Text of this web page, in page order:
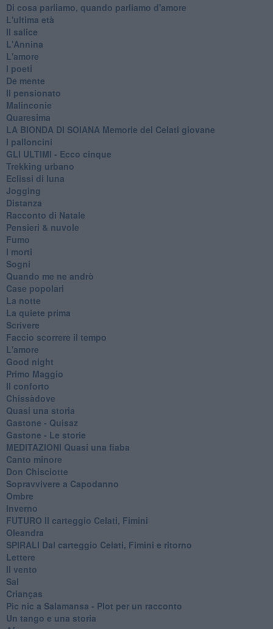
Di cosa parliamo, quando parliamo d'amore
L'ultima età
Il salice
L'Annina
L'amore
I poeti
De mente
Il pensionato
Malinconie
Quaresima
LA BIONDA DI SOIANA Memorie del Celati giovane
I palloncini
GLI ULTIMI - Ecco cinque
Trekking urbano
Eclissi di luna
Jogging
Distanza
Racconto di Natale
Pensieri & nuvole
Fumo
I morti
Sogni
Quando me ne andrò
Case popolari
La notte
La quiete prima
Scrivere
Faccio scorrere il tempo
L'amore
Good night
Primo Maggio
Il conforto
Chissàdove
Quasi una storia
Gastone - Quisaz
Gastone - Le storie
MEDITAZIONI Quasi una fiaba
Canto minore
Don Chisciotte
Sopravvivere a Capodanno
Ombre
Inverno
FUTURO Il carteggio Celati, Fimini
Oleandra
SPIRALI Dal carteggio Celati, Fimini e ritorno
Lettere
Il vento
Sal
Crianças
Pic nic a Salamansa - Plot per un racconto
Un tango e una storia